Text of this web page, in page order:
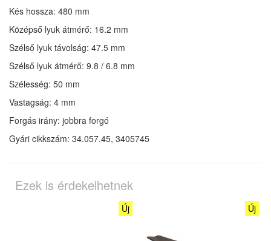
Kés hossza: 480 mm
Középső lyuk átmérő: 16.2 mm
Szélső lyuk távolság: 47.5 mm
Szélső lyuk átmérő: 9.8 / 6.8 mm
Szélesség: 50 mm
Vastagság: 4 mm
Forgás irány: jobbra forgó
Gyári cikkszám: 34.057.45, 3405745
Ezek is érdekelhetnek
Új Új